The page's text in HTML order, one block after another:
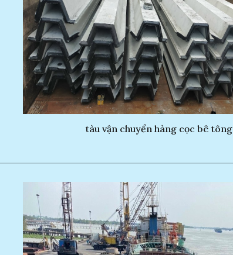
tàu vận chuyển hàng cọc bê tông